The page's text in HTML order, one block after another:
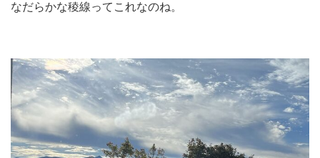
なだらかな稜線ってこれなのね。